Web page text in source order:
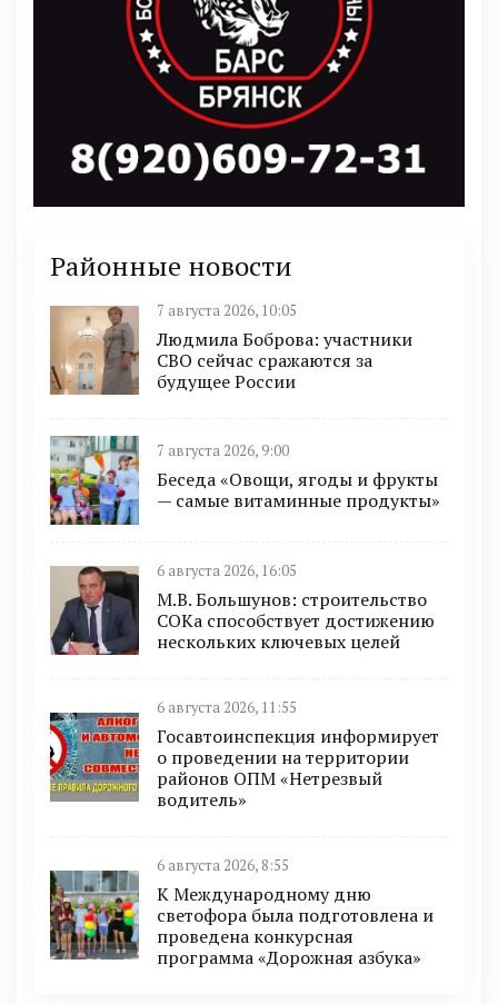
Районные новости
7 августа 2026, 10:05
Людмила Боброва: участники
СВО сейчас сражаются за
будущее России
7 августа 2026, 9:00
Беседа «Овощи, ягоды и фрукты
— самые витаминные продукты»
6 августа 2026, 16:05
М.В. Большунов: строительство
СОКа способствует достижению
нескольких ключевых целей
6 августа 2026, 11:55
Госавтоинспекция информирует
о проведении на территории
районов ОПМ «Нетрезвый
водитель»
6 августа 2026, 8:55
К Международному дню
светофора была подготовлена и
проведена конкурсная
программа «Дорожная азбука»